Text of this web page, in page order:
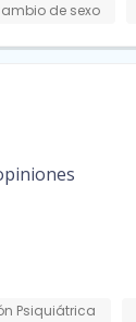
de sexo
Psiquiátrica